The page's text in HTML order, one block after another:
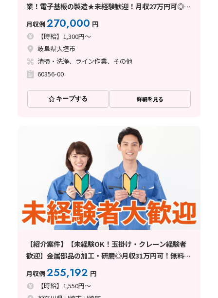
業！電子基板の製造★未経験歓迎！月収27万円可◎社
宅費全額補助
月収例270,000 円
【時給】1,300円～
岐阜県大垣市
清掃・洗浄、ライン作業、その他
60356-00
キープする 詳細を見る
【紹介案件】【未経験OK！玉掛け・クレーン経験者
歓迎】金属部品の加工・研磨◎月収31万円可！無料送
迎バスあり♪
月収例255,192 円
【時給】1,550円～